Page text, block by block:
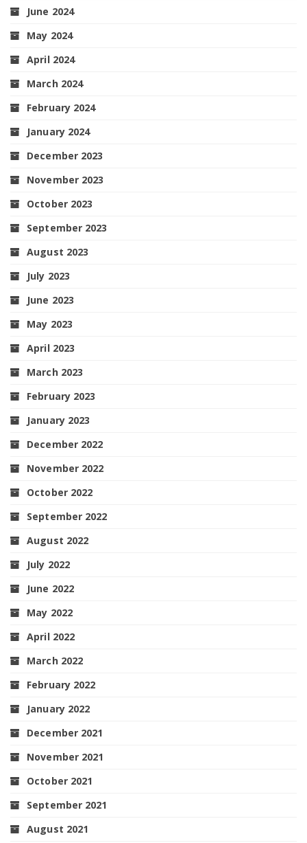
June 2024
May 2024
April 2024
March 2024
February 2024
January 2024
December 2023
November 2023
October 2023
September 2023
August 2023
July 2023
June 2023
May 2023
April 2023
March 2023
February 2023
January 2023
December 2022
November 2022
October 2022
September 2022
August 2022
July 2022
June 2022
May 2022
April 2022
March 2022
February 2022
January 2022
December 2021
November 2021
October 2021
September 2021
August 2021